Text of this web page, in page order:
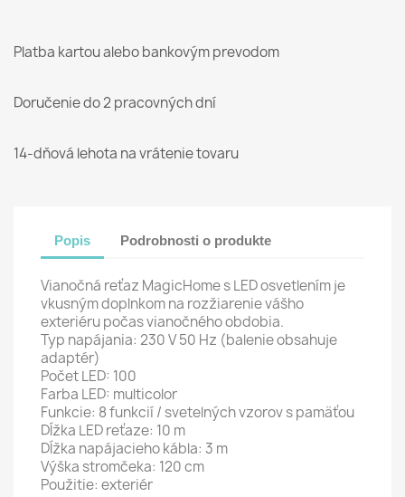
Platba kartou alebo bankovým prevodom
Doručenie do 2 pracovných dní
14-dňová lehota na vrátenie tovaru
Popis Podrobnosti o produkte
Vianočná reťaz MagicHome s LED osvetlením je
vkusným doplnkom na rozžiarenie vášho
exteriéru počas vianočného obdobia.
Typ napájania: 230 V 50 Hz (balenie obsahuje
adaptér)
Počet LED: 100
Farba LED: multicolor
Funkcie: 8 funkcií / svetelných vzorov s pamäťou
Dĺžka LED reťaze: 10 m
Dĺžka napájacieho kábla: 3 m
Výška stromčeka: 120 cm
Použitie: exteriér